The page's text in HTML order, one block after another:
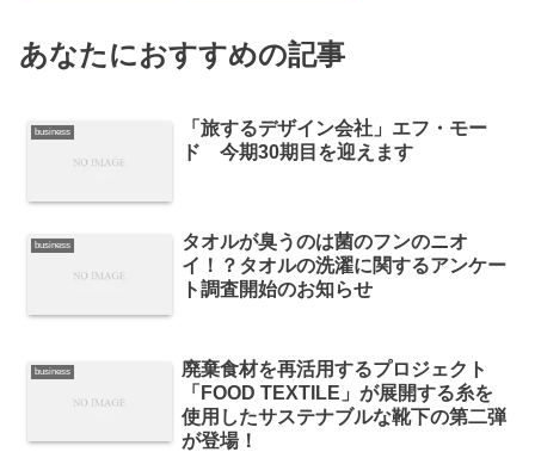
あなたにおすすめの記事
business
「旅するデザイン会社」エフ・モー
ド 今期30期目を迎えます
business
タオルが臭うのは菌のフンのニオ
イ！？タオルの洗濯に関するアンケー
ト調査開始のお知らせ
business
廃棄食材を再活用するプロジェクト
「FOOD TEXTILE」が展開する糸を
使用したサステナブルな靴下の第二弾
が登場！